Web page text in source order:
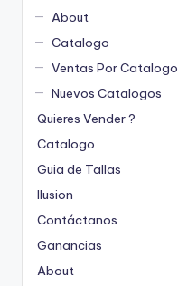
About
Catalogo
Ventas Por Catalogo
Nuevos Catalogos
Quieres Vender ?
Catalogo
Guia de Tallas
Ilusion
Contáctanos
Ganancias
About